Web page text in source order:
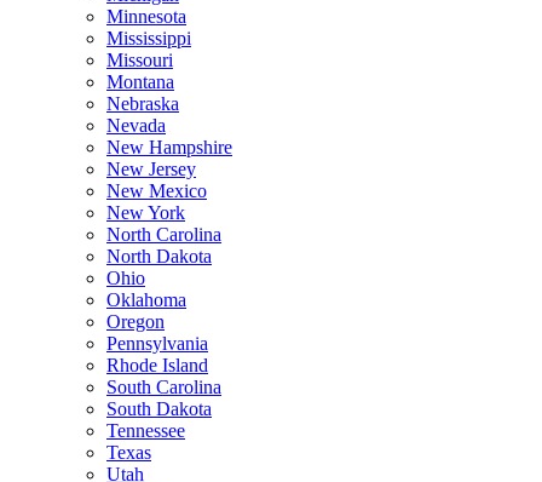
Minnesota
Mississippi
Missouri
Montana
Nebraska
Nevada
New Hampshire
New Jersey
New Mexico
New York
North Carolina
North Dakota
Ohio
Oklahoma
Oregon
Pennsylvania
Rhode Island
South Carolina
South Dakota
Tennessee
Texas
Utah